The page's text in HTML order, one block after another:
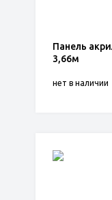
Панель
3,66м
нет в наличии